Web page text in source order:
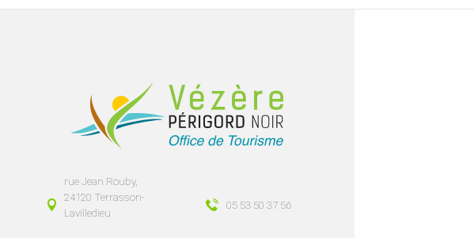
rue Jean Rouby,
24120 Terrasson-
Lavilledieu
05 53 50 37 56